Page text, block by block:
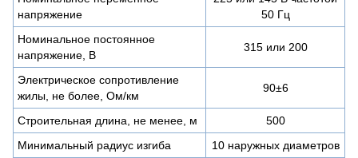
напряжение
50 Гц
Номинальное постоянное
напряжение, В
315 или 200
Электрическое сопротивление
жилы, не более, Ом/км
90±6
Строительная длина, не менее, м
500
Минимальный радиус изгиба
10 наружных диаметров